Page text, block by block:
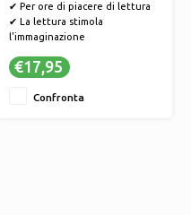
✔ Per ore di piacere di lettura
✔ La lettura stimola
l'immaginazione
verso altri mondi
€17,95
Confronta